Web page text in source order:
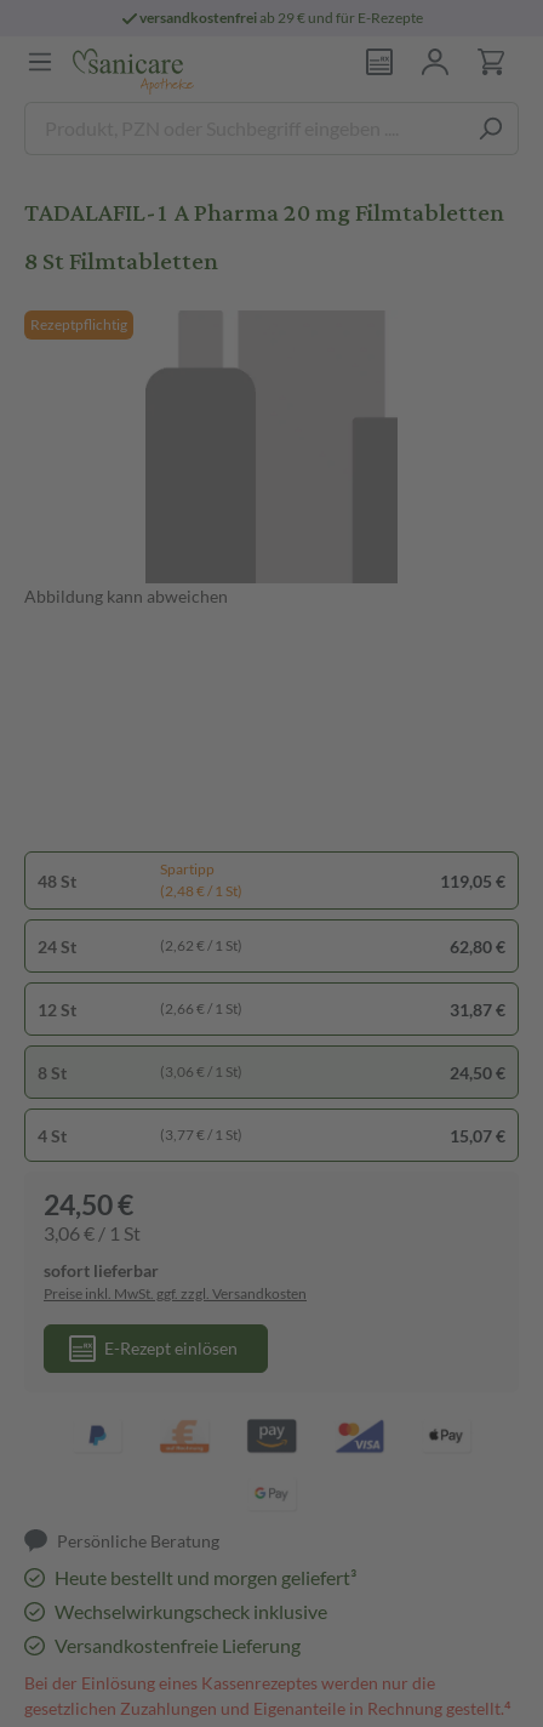
versandkostenfreiab 29 € und für E-Rezepte
TADALAFIL-1 A Pharma 20 mg Filmtabletten
8 St Filmtabletten
Rezeptpflichtig
Abbildung kann abweichen
48 St
Spartipp
(2,48 € / 1 St)
119,05 €
24 St (2,62 € / 1 St) 62,80 €
12 St (2,66 € / 1 St) 31,87 €
8 St (3,06 € / 1 St) 24,50 €
4 St (3,77 € / 1 St) 15,07 €
24,50 €
3,06 € / 1 St
sofort lieferbar
Preise inkl. MwSt. ggf. zzgl. Versandkosten
E-Rezept einlösen
Persönliche Beratung
Heute bestellt und morgen geliefert³
Wechselwirkungscheck inklusive
Versandkostenfreie Lieferung
Bei der Einlösung eines Kassenrezeptes werden nur die
gesetzlichen Zuzahlungen und Eigenanteile in Rechnung gestellt.⁴